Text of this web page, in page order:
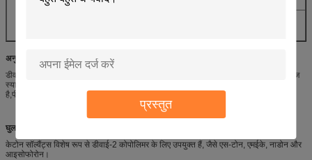
प्रस्तुत
अनुप्रयोग:
डीवाई-2 समुद्री और रखरखाव कोटिंग्स, धातु, कैन पेंट, स्ट्रिप करने योग्य कोटिंग्स, पीवीसी और कागज
स्याही, चुंबकीय कार्ड, केबल, रबर और प्लास्टिक फोम सामग्री, चमड़े की सतह उपचार के लिए उपयुक्त
है,पीयू रंग प्लाज्मा और फ्लेक, फर्श, सिफ़रटेक्स्ट डिस्क आदि
घुलनशीलता:
केटोन सॉल्वैंट्स विशेष रूप से डीवाई-2 कोपोलिमर के लिए उपयुक्त हैं, जैसे एस-टोन, एमईके, नाडोन और
आइसोफोरोन।